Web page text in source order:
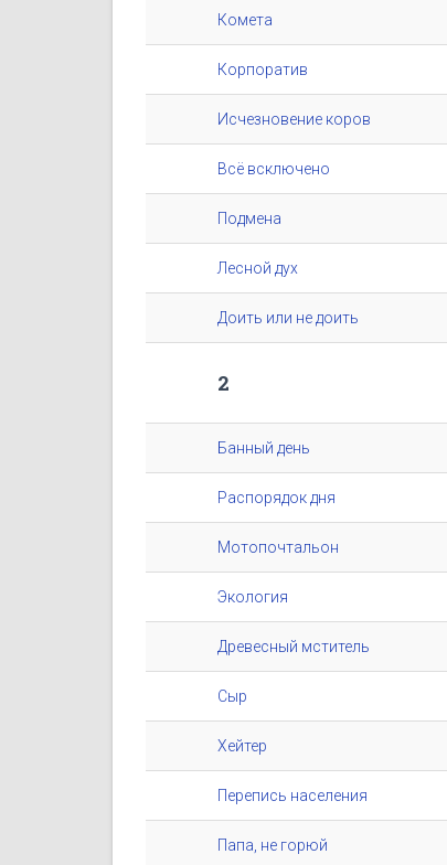
Комета
Корпоратив
Исчезновение коров
Всё всключено
Подмена
Лесной дух
Доить или не доить
2
Банный день
Распорядок дня
Мотопочтальон
Экология
Древесный мститель
Сыр
Хейтер
Перепись населения
Папа, не горюй